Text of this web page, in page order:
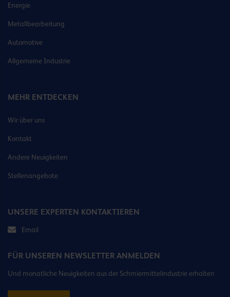
Energie
Metallbearbeitung
Automotive
Allgemeine Industrie
MEHR ENTDECKEN
Wir über uns
Kontakt
Andere Neuigkeiten
Stellenangebote
UNSERE EXPERTEN KONTAKTIEREN
Email
FÜR UNSEREN NEWSLETTER ANMELDEN
Und monatliche Neuigkeiten aus der Schmiermittelindustrie erhalten